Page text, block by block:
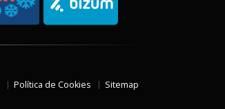
Política de Cookies Sitemap